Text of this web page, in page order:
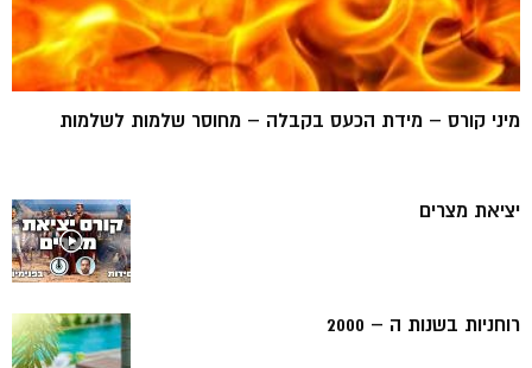
מיני קורס – מידת הכעס בקבלה – מחוסר שלמות לשלמות
יציאת מצרים
רוחניות בשנות ה – 2000